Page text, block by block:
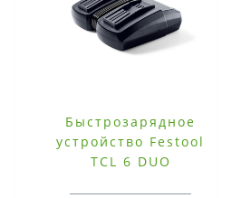
Быстрозарядное
устройство Festool
TCL 6 DUO